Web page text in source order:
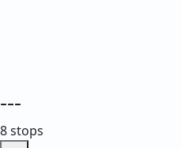
---
8 stops